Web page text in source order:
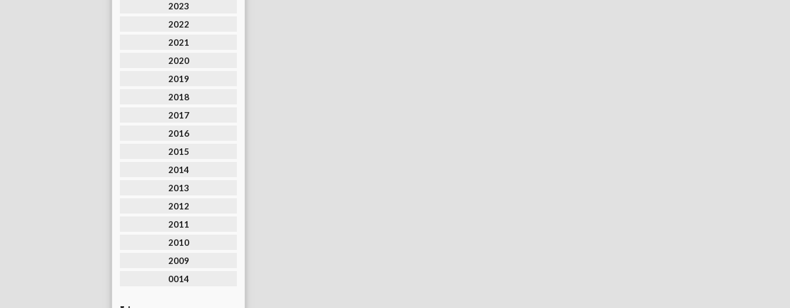
2023
2022
2021
2020
2019
2018
2017
2016
2015
2014
2013
2012
2011
2010
2009
0014